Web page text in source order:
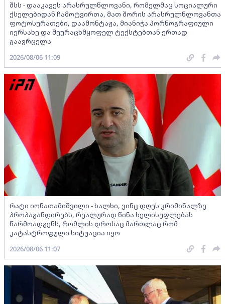
შსს - დააკავეს არასრულწლოვანი, რომელმაც სოციალური
ქსელებიდან ჩამოტვირთა, მათ შორის არასრულწლოვანთა
ფოტოსურათები, დაამონტაჟა, მიანიჭა პორნოგრაფიული
იერსახე და შეურაცხმყოფელ ტექსტებთან ერთად
გაავრცელა
2026/08/06 11:09
რატი იონათამიშვილი - ხალხი, ვინც დღეს კრიმინალზე
პროპაგანდირებს, რეალურად წინა ხელისუფლებას
წარმოადგენს, რომლის დროსაც მართლაც რომ
კატასტროფული სიტუაცია იყო
2026/08/06 11:07